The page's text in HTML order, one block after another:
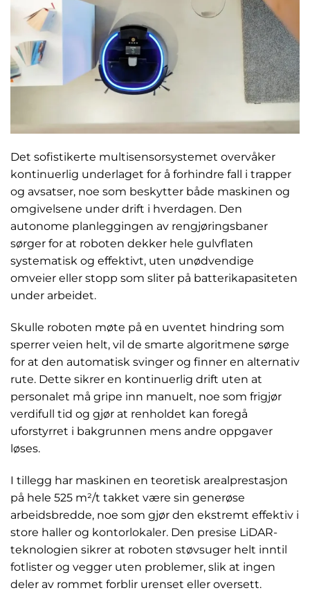
Det sofistikerte multisensorsystemet overvåker
kontinuerlig underlaget for å forhindre fall i trapper
og avsatser, noe som beskytter både maskinen og
omgivelsene under drift i hverdagen. Den
autonome planleggingen av rengjøringsbaner
sørger for at roboten dekker hele gulvflaten
systematisk og effektivt, uten unødvendige
omveier eller stopp som sliter på batterikapasiteten
under arbeidet.
Skulle roboten møte på en uventet hindring som
sperrer veien helt, vil de smarte algoritmene sørge
for at den automatisk svinger og finner en alternativ
rute. Dette sikrer en kontinuerlig drift uten at
personalet må gripe inn manuelt, noe som frigjør
verdifull tid og gjør at renholdet kan foregå
uforstyrret i bakgrunnen mens andre oppgaver
løses.
I tillegg har maskinen en teoretisk arealprestasjon
på hele 525 m²/t takket være sin generøse
arbeidsbredde, noe som gjør den ekstremt effektiv i
store haller og kontorlokaler. Den presise LiDAR-
teknologien sikrer at roboten støvsuger helt inntil
fotlister og vegger uten problemer, slik at ingen
deler av rommet forblir urenset eller oversett.